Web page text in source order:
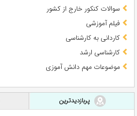
سوالات کنکور خارج از کشور
فیلم آموزشی
کاردانی به کارشناسی
کارشناسی ارشد
موضوعات مهم دانش آموزی
پربازدیدترین